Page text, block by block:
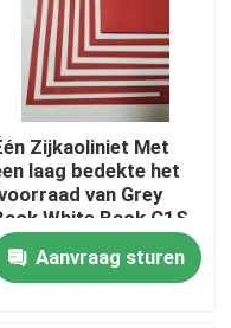
Zijkaoliniet Met
laag bedekte het
van Grey
White Back C1S
Aanvraag sturen